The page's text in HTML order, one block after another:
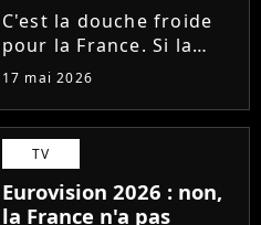
C'est la douche froide
pour la France. Si la
Bulgarie a déjoué tous
arrivant en tête à
l'Eurovision, la
chanteuse Monroe n'a
décroché que la 11ème
place. Elle réagit...
17 mai 2026
TV
Eurovision 2026 : non,
la France n'a pas